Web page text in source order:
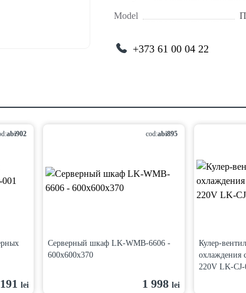
Model
+373 61 00 04 22
abi902
191 lei
cod:abi895
Серверный шкаф LK-WMB-6606 -
600x600x370
1 998 lei
Кулер-
охлаждения
220V LK-